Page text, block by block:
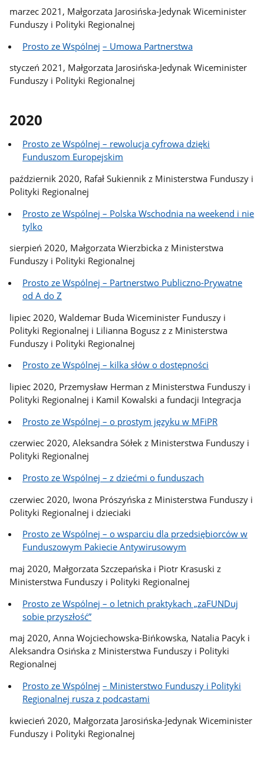
marzec 2021, Małgorzata Jarosińska-Jedynak Wiceminister
Funduszy i Polityki Regionalnej
Prosto ze Wspólnej – Umowa Partnerstwa
styczeń 2021, Małgorzata Jarosińska-Jedynak Wiceminister
Funduszy i Polityki Regionalnej
2020
Prosto ze Wspólnej – rewolucja cyfrowa dzięki
Funduszom Europejskim
październik 2020, Rafał Sukiennik z Ministerstwa Funduszy i
Polityki Regionalnej
Prosto ze Wspólnej – Polska Wschodnia na weekend i nie
tylko
sierpień 2020, Małgorzata Wierzbicka z Ministerstwa
Funduszy i Polityki Regionalnej
Prosto ze Wspólnej – Partnerstwo Publiczno-Prywatne
od A do Z
lipiec 2020, Waldemar Buda Wiceminister Funduszy i
Polityki Regionalnej i Lilianna Bogusz z z Ministerstwa
Funduszy i Polityki Regionalnej
Prosto ze Wspólnej – kilka słów o dostępności
lipiec 2020, Przemysław Herman z Ministerstwa Funduszy i
Polityki Regionalnej i Kamil Kowalski a fundacji Integracja
Prosto ze Wspólnej – o prostym języku w MFiPR
czerwiec 2020, Aleksandra Sółek z Ministerstwa Funduszy i
Polityki Regionalnej
Prosto ze Wspólnej – z dziećmi o funduszach
czerwiec 2020, Iwona Prószyńska z Ministerstwa Funduszy i
Polityki Regionalnej i dzieciaki
Prosto ze Wspólnej – o wsparciu dla przedsiębiorców w
Funduszowym Pakiecie Antywirusowym
maj 2020, Małgorzata Szczepańska i Piotr Krasuski z
Ministerstwa Funduszy i Polityki Regionalnej
Prosto ze Wspólnej – o letnich praktykach „zaFUNDuj
sobie przyszłość”
maj 2020, Anna Wojciechowska-Bińkowska, Natalia Pacyk i
Aleksandra Osińska z Ministerstwa Funduszy i Polityki
Regionalnej
Prosto ze Wspólnej – Ministerstwo Funduszy i Polityki
Regionalnej rusza z podcastami
kwiecień 2020, Małgorzata Jarosińska-Jedynak Wiceminister
Funduszy i Polityki Regionalnej